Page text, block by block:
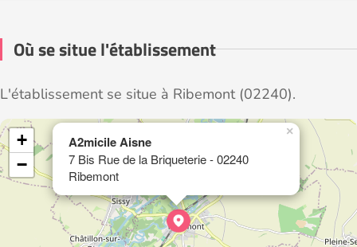
Où se situe l'établissement
L'établissement se situe à Ribemont (02240).
A2micile Aisne
7 Bis Rue de la Briqueterie - 02240
Ribemont
×
+
−